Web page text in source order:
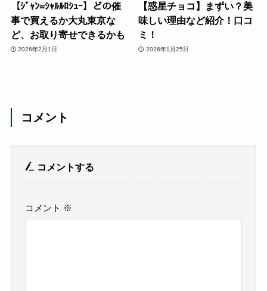
【ｼﾞｬﾝ=ｼｬﾙﾙﾛｼｭｰ】どの催
事で買えるか大丸東京な
ど、お取り寄せできるかも
2026年2月1日
【惑星チョコ】まずい？美
味しい理由など紹介！口コ
ミ！
2026年1月25日
コメント
コメントする
コメント ※